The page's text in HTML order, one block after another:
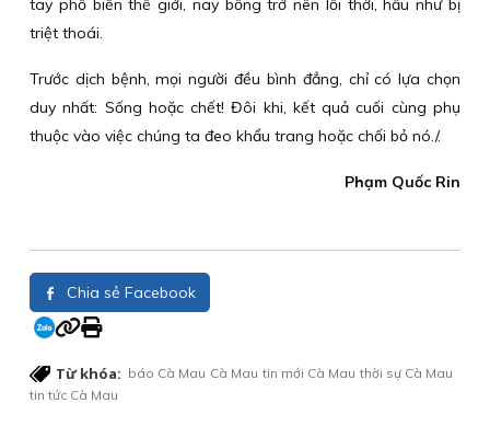
tay phổ biến thế giới, nay bỗng trở nên lỗi thời, hầu như bị
triệt thoái.
Trước dịch bệnh, mọi người đều bình đẳng, chỉ có lựa chọn
duy nhất: Sống hoặc chết! Đôi khi, kết quả cuối cùng phụ
thuộc vào việc chúng ta đeo khẩu trang hoặc chối bỏ nó./.
Phạm Quốc Rin
Chia sẻ Facebook
Từ khóa: báo Cà Mau Cà Mau tin mới Cà Mau thời sự Cà Mau
tin tức Cà Mau